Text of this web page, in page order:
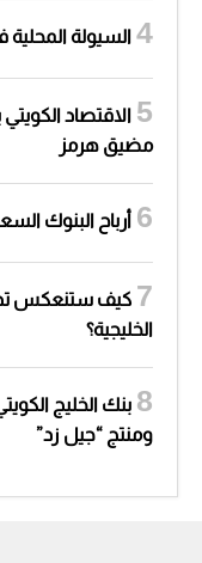
السيولة المحلية في قطر
مضيق هرمز
أرباح البنوك السعودية ترتفع
كيف ستنعكس
الخليجية؟
بنك الخليج
ومنتج “جيل زد”